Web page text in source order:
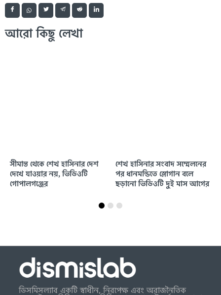
আরো কিছু লেখা
হাসিনার দেশ
নয়, ভিডিওটি
শেখ হাসিনার সংবাদ সম্মেলনের
পর ধানমন্ডিতে স্লোগান বলে
ছড়ানো ভিডিওটি দুই মাস আগের
নেপালে মুসলিম
ছড়াল ভারতীয়
মিউজিক
ডিসমিসল্যাব একটি স্বাধীন, নিরপেক্ষ এবং অরাজনৈতিক